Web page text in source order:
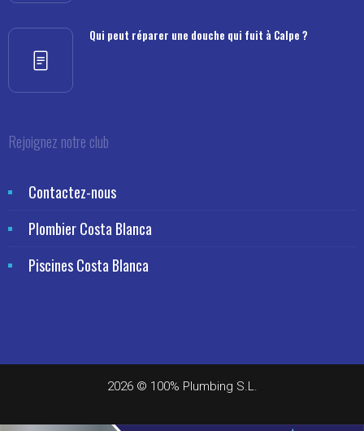
Qui peut réparer une douche qui fuit à Calpe ?
Rejoignez notre club
Contactez-nous
Plombier Costa Blanca
Piscines Costa Blanca
2026 © 100% Plumbing S.L.